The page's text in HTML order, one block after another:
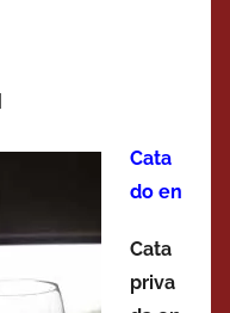
Cata
do en
Cata
priva